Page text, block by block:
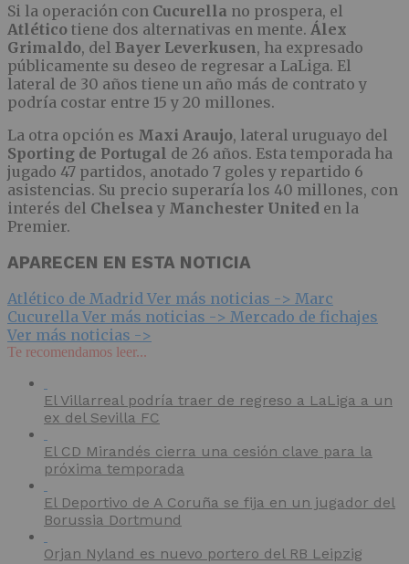
Si la operación con Cucurella no prospera, el
Atlético tiene dos alternativas en mente. Álex
Grimaldo, del Bayer Leverkusen, ha expresado
públicamente su deseo de regresar a LaLiga. El
lateral de 30 años tiene un año más de contrato y
podría costar entre 15 y 20 millones.
La otra opción es Maxi Araujo, lateral uruguayo del
Sporting de Portugal de 26 años. Esta temporada ha
jugado 47 partidos, anotado 7 goles y repartido 6
asistencias. Su precio superaría los 40 millones, con
interés del Chelsea y Manchester United en la
Premier.
APARECEN EN ESTA NOTICIA
Atlético de Madrid Ver más noticias -> Marc
Cucurella Ver más noticias -> Mercado de fichajes
Ver más noticias ->
Te recomendamos leer...
El Villarreal podría traer de regreso a LaLiga a un
ex del Sevilla FC
El CD Mirandés cierra una cesión clave para la
próxima temporada
El Deportivo de A Coruña se fija en un jugador del
Borussia Dortmund
Orjan Nyland es nuevo portero del RB Leipzig